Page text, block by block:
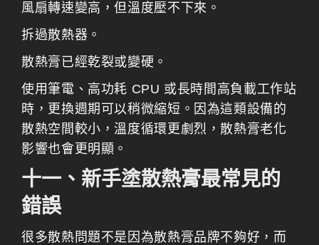
風扇轉速變高，但溫度壓不下來。
拆過散熱器。
散熱膏已經乾裂或變硬。
使用筆電、高功耗 CPU 或長時間高負載工作站
時，更換週期可以稍微縮短。因為這類設備的
散熱空間較小，溫度循環更劇烈，散熱膏老化
影響也會更明顯。
十一、新手塗散熱膏最常見的
錯誤
很多散熱問題不是因為散熱膏品牌不夠好，而